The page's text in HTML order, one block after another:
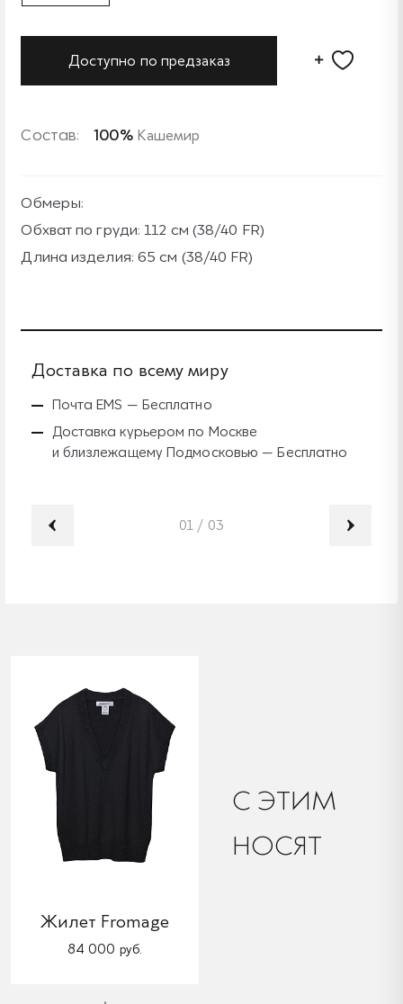
Доступно по предзаказ
Состав: 100%Кашемир
Обмеры:
Обхват по груди: 112 см (38/40 FR)
Длина изделия: 65 см (38/40 FR)
Доставка по всему миру
Почта EMS — Бесплатно
Доставка курьером по Москве
и близлежащему Подмосковью — Бесплатно
01 / 03
C ЭТИМ
НОСЯТ
Жилет Fromage
84 000 руб.